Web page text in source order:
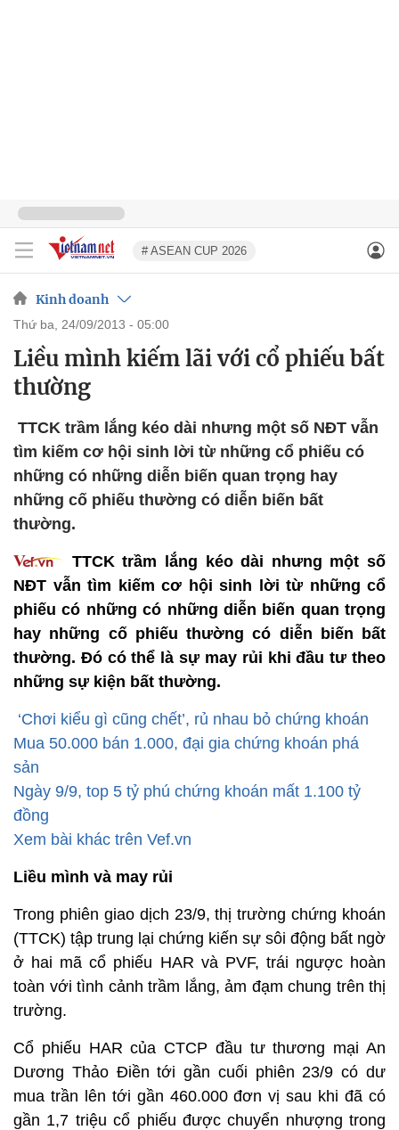
# ASEAN CUP 2026
Kinh doanh
thứ ba, 24/09/2013 - 05:00
Liều mình kiếm lãi với cổ phiếu bất
thường
TTCK trầm lắng kéo dài nhưng một số NĐT vẫn
tìm kiếm cơ hội sinh lời từ những cổ phiếu có
những có những diễn biến quan trọng hay
những cố phiếu thường có diễn biến bất
thường.
TTCK trầm lắng kéo dài nhưng một số
NĐT vẫn tìm kiếm cơ hội sinh lời từ những cổ
phiếu có những có những diễn biến quan trọng
hay những cố phiếu thường có diễn biến bất
thường. Đó có thể là sự may rủi khi đầu tư theo
những sự kiện bất thường.
‘Chơi kiểu gì cũng chết’, rủ nhau bỏ chứng khoán
Mua 50.000 bán 1.000, đại gia chứng khoán phá
sản
Ngày 9/9, top 5 tỷ phú chứng khoán mất 1.100 tỷ
đồng
Xem bài khác trên Vef.vn
Liều mình và may rủi
Trong phiên giao dịch 23/9, thị trường chứng khoán
(TTCK) tập trung lại chứng kiến sự sôi động bất ngờ
ở hai mã cổ phiếu HAR và PVF, trái ngược hoàn
toàn với tình cảnh trầm lắng, ảm đạm chung trên thị
trường.
Cổ phiếu HAR của CTCP đầu tư thương mại An
Dương Thảo Điền tới gần cuối phiên 23/9 có dư
mua trần lên tới gần 460.000 đơn vị sau khi đã có
gần 1,7 triệu cổ phiếu được chuyển nhượng trong